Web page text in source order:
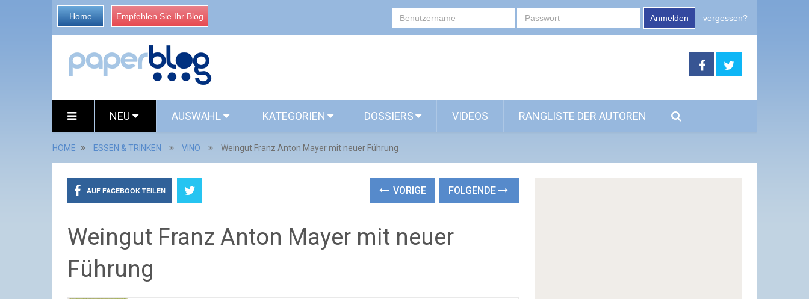
Home Empfehlen Sie Ihr Blog Anmelden vergessen?
NEU AUSWAHL KATEGORIEN DOSSIERS VIDEOS RANGLISTE DER AUTOREN
HOME ESSEN & TRINKEN VINO Weingut Franz Anton Mayer mit neuer Führung
AUF FACEBOOK TEILEN VORIGE FOLGENDE
Weingut Franz Anton Mayer mit neuer
Führung